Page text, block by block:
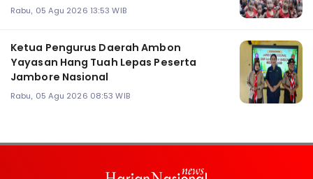
Rabu, 05 Agu 2026 13:53 WIB
Ketua Pengurus Daerah Ambon
Yayasan Hang Tuah Lepas Peserta
Jambore Nasional
Rabu, 05 Agu 2026 08:53 WIB